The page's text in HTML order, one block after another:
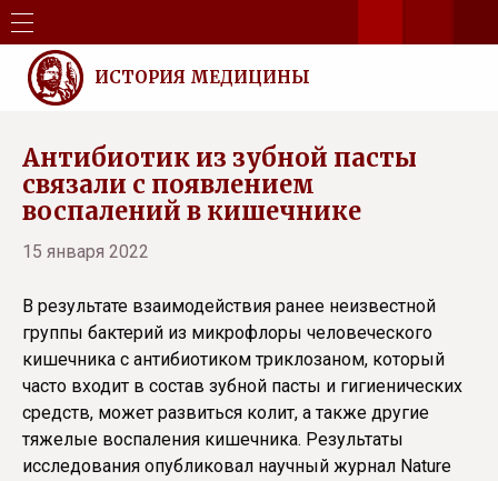
ИСТОРИЯ МЕДИЦИНЫ
Антибиотик из зубной пасты
связали с появлением
воспалений в кишечнике
15 января 2022
В результате взаимодействия ранее неизвестной
группы бактерий из микрофлоры человеческого
кишечника с антибиотиком триклозаном, который
часто входит в состав зубной пасты и гигиенических
средств, может развиться колит, а также другие
тяжелые воспаления кишечника. Результаты
исследования опубликовал научный журнал Nature